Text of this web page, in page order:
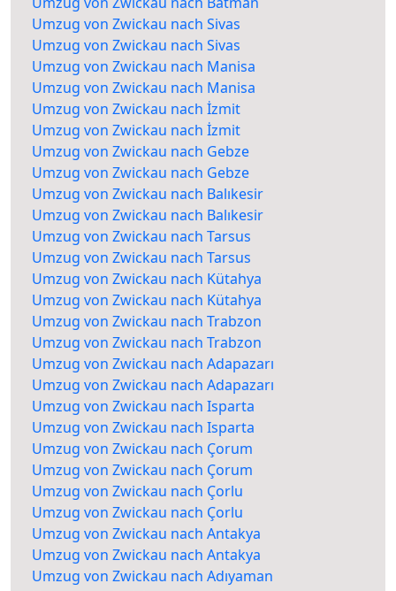
Umzug von Zwickau nach Sivas
Umzug von Zwickau nach Sivas
Umzug von Zwickau nach Manisa
Umzug von Zwickau nach Manisa
Umzug von Zwickau nach İzmit
Umzug von Zwickau nach İzmit
Umzug von Zwickau nach Gebze
Umzug von Zwickau nach Gebze
Umzug von Zwickau nach Balıkesir
Umzug von Zwickau nach Balıkesir
Umzug von Zwickau nach Tarsus
Umzug von Zwickau nach Tarsus
Umzug von Zwickau nach Kütahya
Umzug von Zwickau nach Kütahya
Umzug von Zwickau nach Trabzon
Umzug von Zwickau nach Trabzon
Umzug von Zwickau nach Adapazarı
Umzug von Zwickau nach Adapazarı
Umzug von Zwickau nach Isparta
Umzug von Zwickau nach Isparta
Umzug von Zwickau nach Çorum
Umzug von Zwickau nach Çorum
Umzug von Zwickau nach Çorlu
Umzug von Zwickau nach Çorlu
Umzug von Zwickau nach Antakya
Umzug von Zwickau nach Antakya
Umzug von Zwickau nach Adıyaman